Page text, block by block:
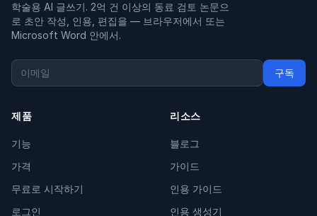
학술용 AI 글쓰기. 2억 건 이상의 동료 검토 논문으
로 초안 작성, 인용, 편집을 — 브라우저에서 또는
Microsoft Word 안에서.
구독
제품
기능
가격
무료로 시작하기
로그인
리소스
블로그
가이드
인용 가이드
인용 생성기